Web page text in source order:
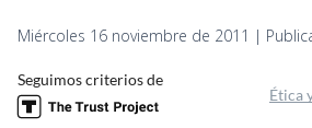
Miércoles 16 noviembre de 2011 |
Seguimos criterios de
Ética